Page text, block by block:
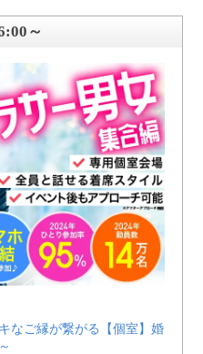
～
なご縁が繋がる【個室】婚